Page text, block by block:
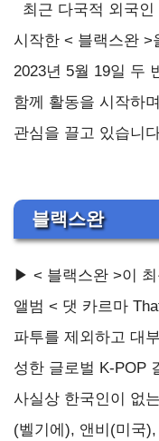
최근 다국적 외국
시작한 < 블랙스완 >
2023년 5월 19일 두
함께 활동을 시작하
관심을 끌고 있습니
블랙스완
▶ < 블랙스완 >이 최
앨범 < 댓 카르마
파투를 제외하고 대
성한 글로벌 K-POP
사실상 한국인이 없
(벨기에), 앤비(미국